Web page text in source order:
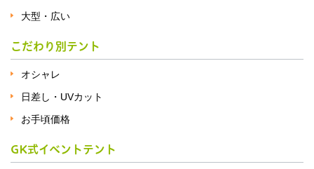
大型・広い
こだわり別テント
オシャレ
日差し・UVカット
お手頃価格
GK式イベントテント